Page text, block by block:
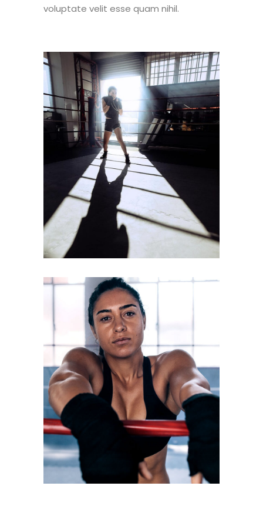
voluptate velit esse quam nihil.